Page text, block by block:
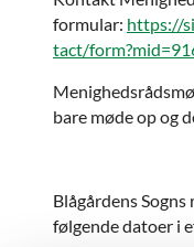
formular: https://
tact/
bare møde op og
Blågårdens
følgende datoer i